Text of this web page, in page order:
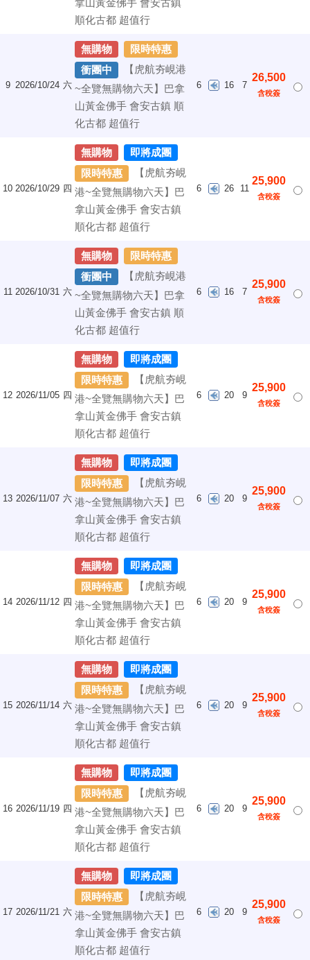
拿山黃金佛手 會安古鎮
順化古都 超值行
9 2026/10/24 六
無購物
限時特惠
衝團中
【虎航夯峴港
~全覽無購物六天】巴拿
山黃金佛手 會安古鎮 順
化古都 超值行
6 16 7
26,500
含稅簽
10 2026/10/29 四
無購物
即將成團
限時特惠
【虎航夯峴
港~全覽無購物六天】巴
拿山黃金佛手 會安古鎮
順化古都 超值行
6 26 11
25,900
含稅簽
11 2026/10/31 六
無購物
限時特惠
衝團中
【虎航夯峴港
~全覽無購物六天】巴拿
山黃金佛手 會安古鎮 順
化古都 超值行
6 16 7
25,900
含稅簽
12 2026/11/05 四
無購物
即將成團
限時特惠
【虎航夯峴
港~全覽無購物六天】巴
拿山黃金佛手 會安古鎮
順化古都 超值行
6 20 9
25,900
含稅簽
13 2026/11/07 六
無購物
即將成團
限時特惠
【虎航夯峴
港~全覽無購物六天】巴
拿山黃金佛手 會安古鎮
順化古都 超值行
6 20 9
25,900
含稅簽
14 2026/11/12 四
無購物
即將成團
限時特惠
【虎航夯峴
港~全覽無購物六天】巴
拿山黃金佛手 會安古鎮
順化古都 超值行
6 20 9
25,900
含稅簽
15 2026/11/14 六
無購物
即將成團
限時特惠
【虎航夯峴
港~全覽無購物六天】巴
拿山黃金佛手 會安古鎮
順化古都 超值行
6 20 9
25,900
含稅簽
16 2026/11/19 四
無購物
即將成團
限時特惠
【虎航夯峴
港~全覽無購物六天】巴
拿山黃金佛手 會安古鎮
順化古都 超值行
6 20 9
25,900
含稅簽
17 2026/11/21 六
無購物
即將成團
限時特惠
【虎航夯峴
港~全覽無購物六天】巴
拿山黃金佛手 會安古鎮
順化古都 超值行
6 20 9
25,900
含稅簽